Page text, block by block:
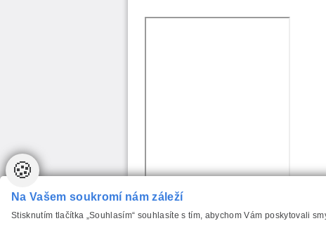
🍪
Na Vašem soukromí nám záleží
Stisknutím tlačítka „Souhlasím“ souhlasíte s tím, abychom Vám poskytovali